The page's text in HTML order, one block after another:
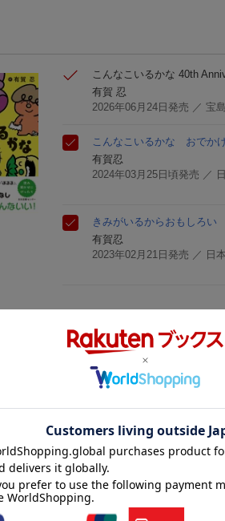
こんなこいるかな 40th
有賀 忍
2026年06月24日発売 ／ 宝
こんなこいるかな おでか
有賀忍
2024年03月25日頃発売 ／
きみがいるからおもしろ
有賀忍
2023年02月21日発売 ／ 日